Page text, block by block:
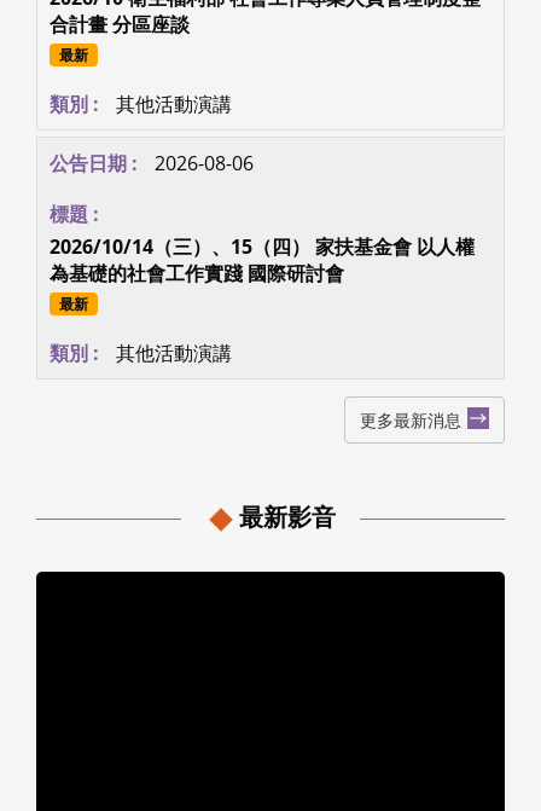
合計畫 分區座談
最新
其他活動演講
2026-08-06
2026/10/14（三）、15（四） 家扶基金會 以人權
為基礎的社會工作實踐 國際研討會
最新
其他活動演講
更多最新消息
最新影音